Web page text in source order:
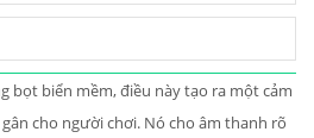
bọt biển mềm, điều này tạo ra một cảm
cho người chơi. Nó cho âm thanh rõ